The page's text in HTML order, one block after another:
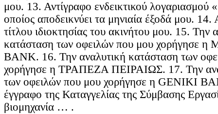
μου. 13. Αντίγραφο ενδεικτικού λογαριασμού
οποίος αποδεικνύει τα μηνιαία έξοδά μου. 14.
τίτλου ιδιοκτησίας του ακινήτου μου. 15. Την
κατάσταση των οφειλών που μου χορήγησε
BANK. 16. Την αναλυτική κατάσταση των
χορήγησε η ΤΡΑΠΕΖΑ ΠΕΙΡΑΙΩΣ. 17. Την
των οφειλών που μου χορήγησε η GENIKI
έγγραφο της Καταγγελίας της Σύμβασης
βιομηχανία … .